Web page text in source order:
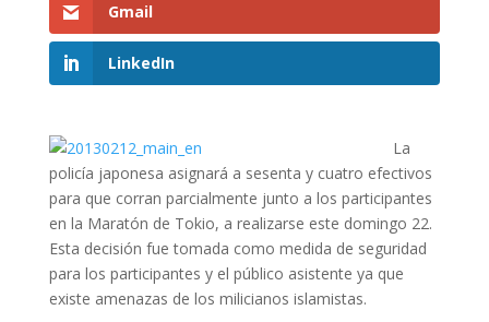
Gmail
LinkedIn
La
policía japonesa asignará a sesenta y cuatro efectivos
para que corran parcialmente junto a los participantes
en la Maratón de Tokio, a realizarse este domingo 22.
Esta decisión fue tomada como medida de seguridad
para los participantes y el público asistente ya que
existe amenazas de los milicianos islamistas.